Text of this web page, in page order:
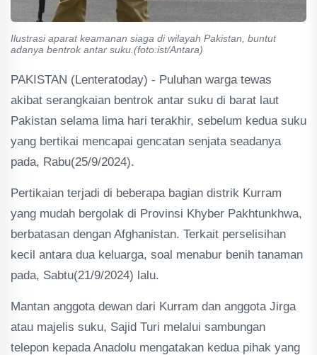
Ilustrasi aparat keamanan siaga di wilayah Pakistan, buntut
adanya bentrok antar suku.(foto:ist/Antara)
PAKISTAN (Lenteratoday) - Puluhan warga tewas
akibat serangkaian bentrok antar suku di barat laut
Pakistan selama lima hari terakhir, sebelum kedua suku
yang bertikai mencapai gencatan senjata seadanya
pada, Rabu(25/9/2024).
Pertikaian terjadi di beberapa bagian distrik Kurram
yang mudah bergolak di Provinsi Khyber Pakhtunkhwa,
berbatasan dengan Afghanistan. Terkait perselisihan
kecil antara dua keluarga, soal menabur benih tanaman
pada, Sabtu(21/9/2024) lalu.
Mantan anggota dewan dari Kurram dan anggota Jirga
atau majelis suku, Sajid Turi melalui sambungan
telepon kepada Anadolu mengatakan kedua pihak yang